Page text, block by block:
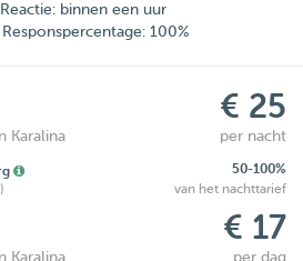
Reactie: binnen een uur
Responspercentage: 100%
€ 25
Karalina per nacht
50-100%
van het nachttarief
€ 17
Karalina per dag